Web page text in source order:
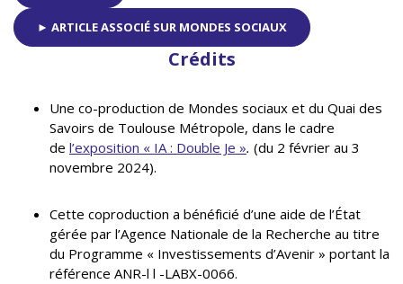
► ARTICLE ASSOCIÉ SUR MONDES SOCIAUX
Crédits
Une co-production de Mondes sociaux et du Quai des
Savoirs de Toulouse Métropole, dans le cadre
de l’exposition « IA : Double Je ». (du 2 février au 3
novembre 2024).
Cette coproduction a bénéficié d’une aide de l’État
gérée par l’Agence Nationale de la Recherche au titre
du Programme « Investissements d’Avenir » portant la
référence ANR-l l -LABX-0066.